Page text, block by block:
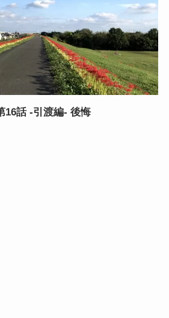
16話 -引渡編- 後悔